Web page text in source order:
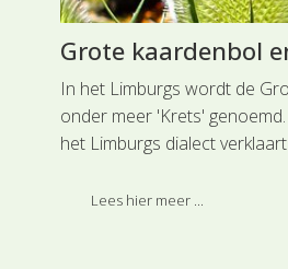
Grote kaardenbol
In het Limburgs wordt de
onder meer 'Krets'
het Limburgs dialect
volkscultuur. Zo werd de
Lees hier meer ...